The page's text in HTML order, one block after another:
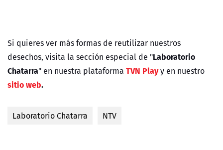
Si quieres ver más formas de reutilizar nuestros
desechos, visita la sección especial de "Laboratorio
Chatarra" en nuestra plataforma TVN Playy en nuestro
sitio web.
Laboratorio Chatarra NTV